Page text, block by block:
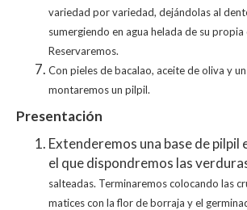
variedad porvariedad, dejándolas al
sumergiendo en agua helada de su propia
Reservaremos.
Con pieles de bacalao, aceite de oliva y
montaremos un pilpil.
Presentación
Extenderemos una base de pilpil
el que dispondremos las
salteadas. Terminaremos colocando las
matices con laflor de borraja y el